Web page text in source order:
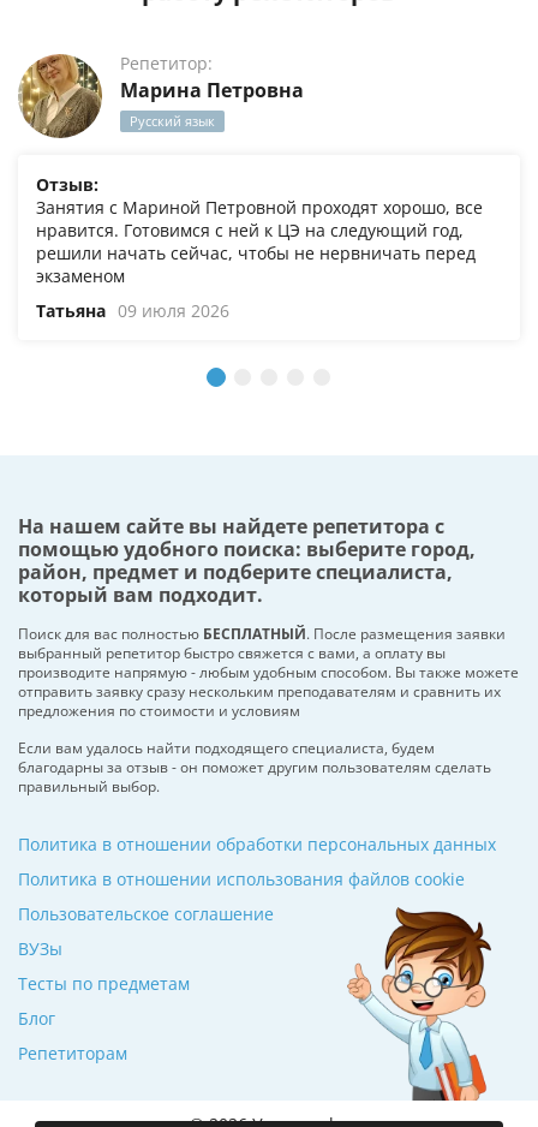
Репетитор:
Марина Петровна
Русский язык
Отзыв:
Занятия с Мариной Петровной проходят хорошо, все
нравится. Готовимся с ней к ЦЭ на следующий год,
решили начать сейчас, чтобы не нервничать перед
экзаменом
Татьяна 09 июля 2026
На нашем сайте вы найдете репетитора с
помощью удобного поиска: выберите город,
район, предмет и подберите специалиста,
который вам подходит.
Поиск для вас полностью БЕСПЛАТНЫЙ. После размещения заявки
выбранный репетитор быстро свяжется с вами, а оплату вы
производите напрямую - любым удобным способом. Вы также можете
отправить заявку сразу нескольким преподавателям и сравнить их
предложения по стоимости и условиям
Если вам удалось найти подходящего специалиста, будем
благодарны за отзыв - он поможет другим пользователям сделать
правильный выбор.
ВУЗы
Тесты по предметам
Блог
Репетиторам
Политика в отношении обработки персональных данных
Политика в отношении использования файлов cookie
Пользовательское соглашение